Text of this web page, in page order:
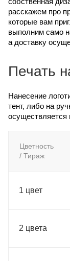
расскажем про
которые вам
выполним само
а доставку
Печать
Нанесение
тент, либо на
Цветность
/ Тираж
1 цвет
2 цвета